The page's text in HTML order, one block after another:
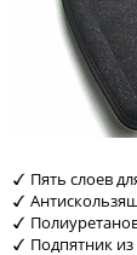
Пять слоев
Подпятник